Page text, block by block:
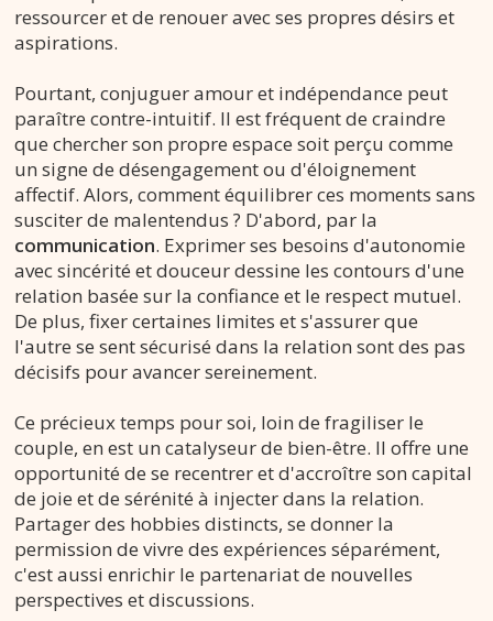
ressourcer et de renouer avec ses propres désirs et
aspirations.
Pourtant, conjuguer amour et indépendance peut
paraître contre-intuitif. Il est fréquent de craindre
que chercher son propre espace soit perçu comme
un signe de désengagement ou d'éloignement
affectif. Alors, comment équilibrer ces moments sans
susciter de malentendus ? D'abord, par la
communication. Exprimer ses besoins d'autonomie
avec sincérité et douceur dessine les contours d'une
relation basée sur la confiance et le respect mutuel.
De plus, fixer certaines limites et s'assurer que
l'autre se sent sécurisé dans la relation sont des pas
décisifs pour avancer sereinement.
Ce précieux temps pour soi, loin de fragiliser le
couple, en est un catalyseur de bien-être. Il offre une
opportunité de se recentrer et d'accroître son capital
de joie et de sérénité à injecter dans la relation.
Partager des hobbies distincts, se donner la
permission de vivre des expériences séparément,
c'est aussi enrichir le partenariat de nouvelles
perspectives et discussions.